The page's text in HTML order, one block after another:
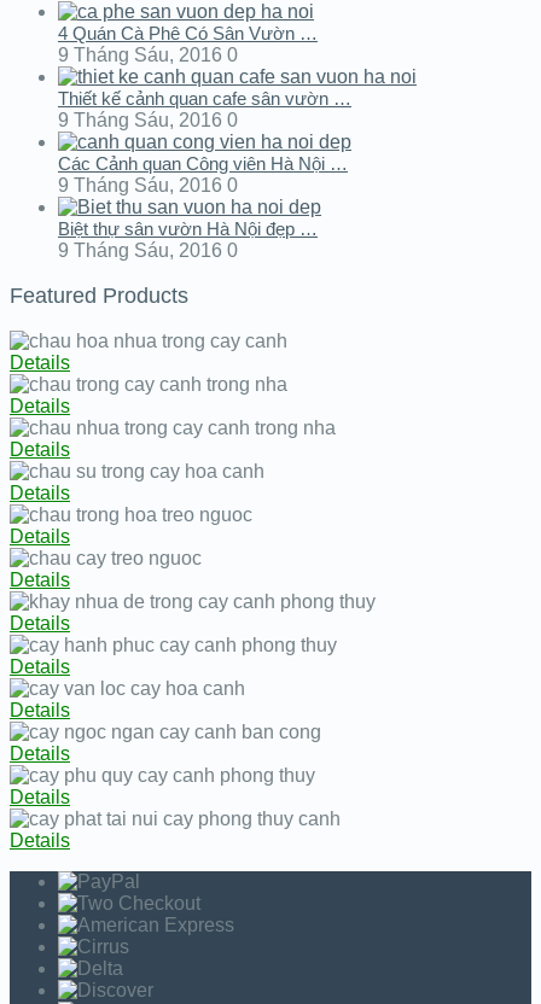
4 Quán Cà Phê Có Sân Vườn …
9 Tháng Sáu, 2016 0
Thiết kế cảnh quan cafe sân vườn …
9 Tháng Sáu, 2016 0
Các Cảnh quan Công viên Hà Nội …
9 Tháng Sáu, 2016 0
Biệt thự sân vườn Hà Nội đẹp …
9 Tháng Sáu, 2016 0
Featured Products
Details
Details
Details
Details
Details
Details
Details
Details
Details
Details
Details
Details